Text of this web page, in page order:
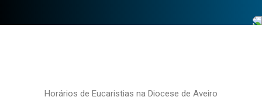
Horários de Eucaristias na Diocese de Aveiro